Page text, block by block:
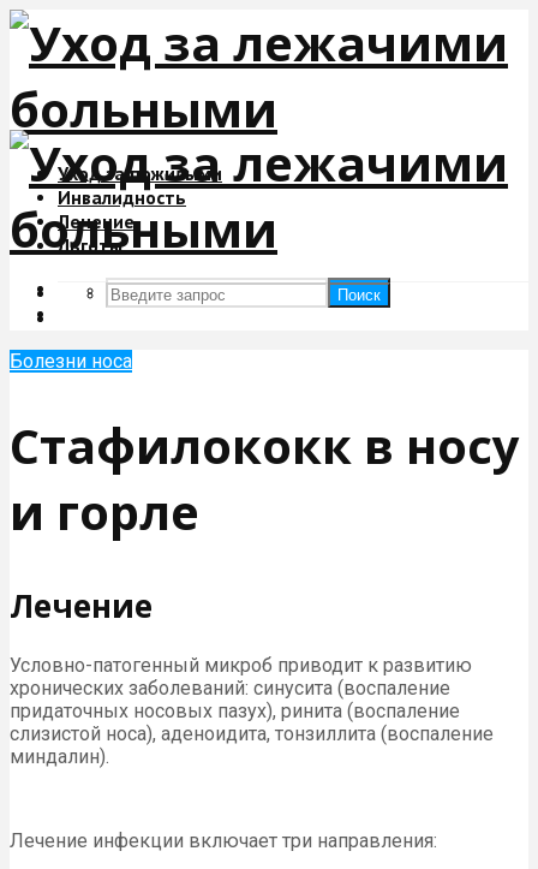
Уход за пожилыми
Инвалидность
Лечение
Льготы
Поиск
Поиск
Болезни носа
Стафилококк в носу
и горле
Лечение
Условно-патогенный микроб приводит к развитию
хронических заболеваний: синусита (воспаление
придаточных носовых пазух), ринита (воспаление
слизистой носа), аденоидита, тонзиллита (воспаление
миндалин).
Лечение инфекции включает три направления: